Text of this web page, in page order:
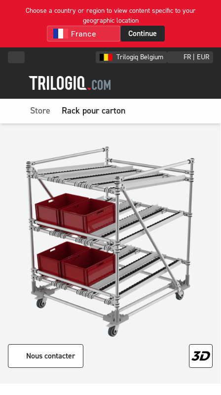
Choose a country or region to view content specific to your
geographic location
Continue
Trilogiq Belgium FR | EUR
Store Rack pour carton
Nous contacter